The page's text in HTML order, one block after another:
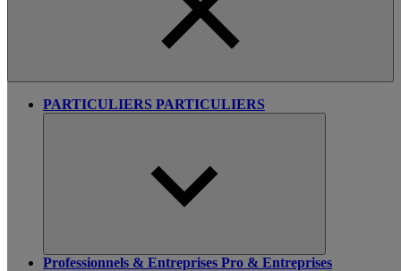
PARTICULIERS PARTICULIERS
Professionnels & Entreprises Pro & Entreprises